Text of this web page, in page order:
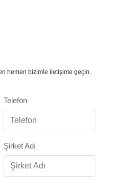
hemen bizimle iletişime geçin.
Telefon
Şirket Adı